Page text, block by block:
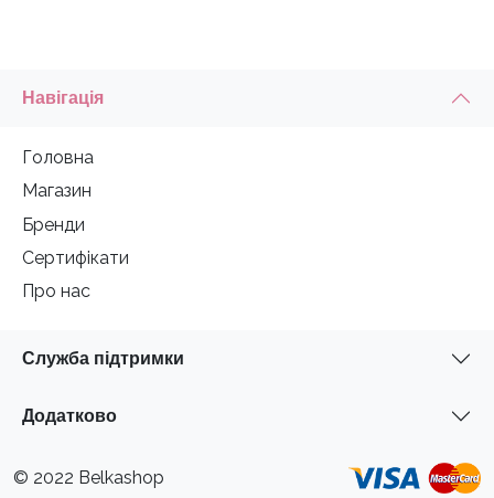
Навігація
Головна
Магазин
Бренди
Сертифікати
Про нас
Служба підтримки
Додатково
© 2022 Belkashop